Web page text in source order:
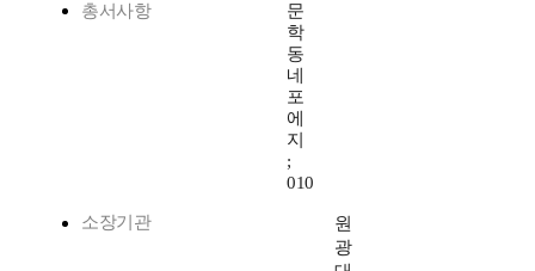
총서사항
문
학
동
네
포
에
지
;
010
소장기관
원
광